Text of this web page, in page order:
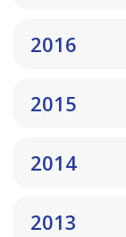
2016
2015
2014
2013